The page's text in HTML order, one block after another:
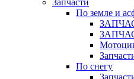
Запчасти
По земле и
По снегу